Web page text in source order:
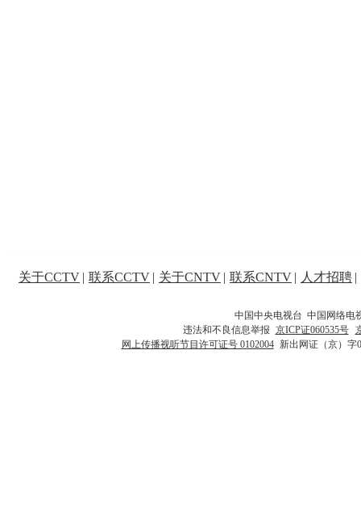
关于CCTV | 联系CCTV | 关于CNTV | 联系CNTV | 人才招聘 |
中国中央电视台 中国网络电
违法和不良信息举报 京ICP证060535号
网上传播视听节目许可证号 0102004 新出网证（京）